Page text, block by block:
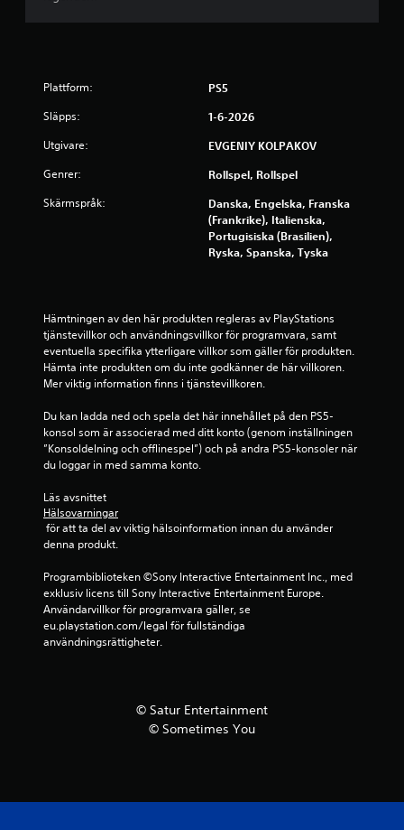
p
å
b
e
y
Plattform: PS5
Släpps: 1-6-2026
Utgivare: EVGENIY KOLPAKOV
Genrer: Rollspel, Rollspel
Skärmspråk:
Danska, Engelska, Franska
(Frankrike), Italienska,
Portugisiska (Brasilien),
Ryska, Spanska, Tyska
Hämtningen av den här produkten regleras av PlayStations
tjänstevillkor och användningsvillkor för programvara, samt
eventuella specifika ytterligare villkor som gäller för produkten.
Hämta inte produkten om du inte godkänner de här villkoren.
Mer viktig information finns i tjänstevillkoren.
Du kan ladda ned och spela det här innehållet på den PS5-
konsol som är associerad med ditt konto (genom inställningen
”Konsoldelning och offlinespel”) och på andra PS5-konsoler när
du loggar in med samma konto.
Läs avsnittet
Hälsovarningar
denna produkt.
Programbiblioteken ©Sony Interactive Entertainment Inc., med
exklusiv licens till Sony Interactive Entertainment Europe.
Användarvillkor för programvara gäller, se
eu.playstation.com/legal för fullständiga
användningsrättigheter.
© Satur Entertainment
© Sometimes You